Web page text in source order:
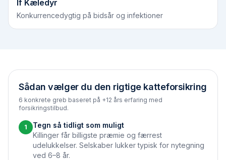
If Kæledyr
Konkurrencedygtig på bidsår og infektioner
Sådan vælger du den rigtige katteforsikring
6 konkrete greb baseret på +12 års erfaring med
forsikringstilbud.
1
Tegn så tidligt som muligt
Killinger får billigste præmie og færrest
udelukkelser. Selskaber lukker typisk for nytegning
ved 6–8 år.